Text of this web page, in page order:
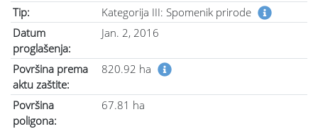
Tip:
Kategorija III: Spomenik prirode
Datum
proglašenja:
Jan. 2, 2016
Površina prema
aktu zaštite:
820.92 ha
Površina
poligona:
67.81 ha